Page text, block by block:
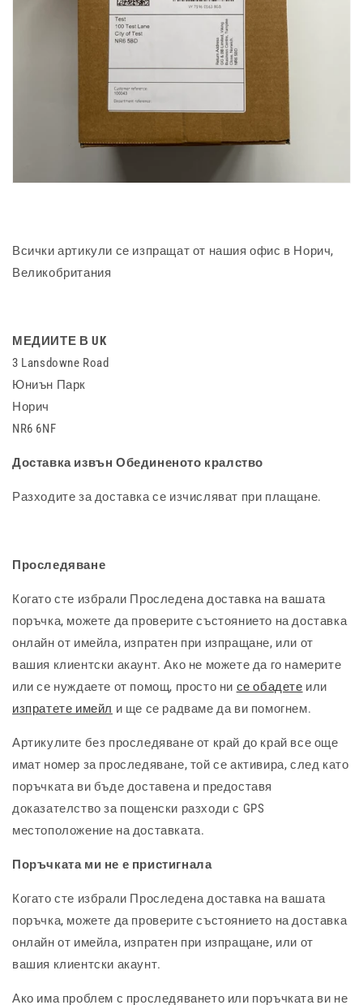
Всички артикули се изпращат от нашия офис в Норич,
Великобритания
МЕДИИТЕ В UK
3 Lansdowne Road
Юниън Парк
Норич
NR6 6NF
Доставка извън Обединеното кралство
Разходите за доставка се изчисляват при плащане.
Проследяване
Когато сте избрали Проследена доставка на вашата
поръчка, можете да проверите състоянието на доставка
онлайн от имейла, изпратен при изпращане, или от
вашия клиентски акаунт. Ако не можете да го намерите
или се нуждаете от помощ, просто ни се обадете или
изпратете имейл и ще се радваме да ви помогнем.
Артикулите без проследяване от край до край все още
имат номер за проследяване, той се активира, след като
поръчката ви бъде доставена и предоставя
доказателство за пощенски разходи с GPS
местоположение на доставката.
Поръчката ми не е пристигнала
Когато сте избрали Проследена доставка на вашата
поръчка, можете да проверите състоянието на доставка
онлайн от имейла, изпратен при изпращане, или от
вашия клиентски акаунт.
Ако има проблем с проследяването или поръчката ви не